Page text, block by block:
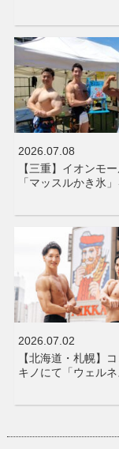
2026.07.08
【三重】イオンモ
「マッスルかき氷
2026.07.02
【北海道・札幌】
キノにて「ウェル